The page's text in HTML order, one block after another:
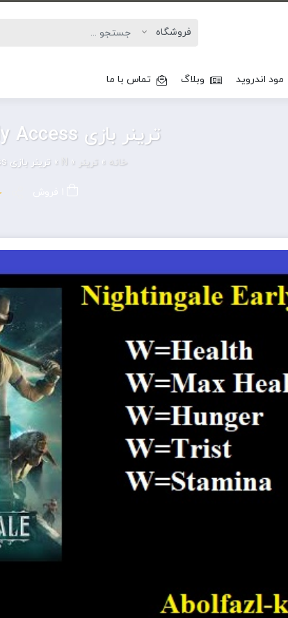
مود اندروید وبلاگ تماس با ما
ترینر بازی Nightingale Early Access
خانه »ترینر »
N
»ترینر بازی Nightingale Early Access